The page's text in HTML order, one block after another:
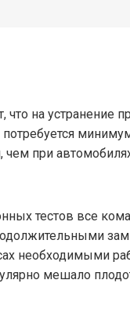
что на устранение
при
тестов все
необходимыми
мешало